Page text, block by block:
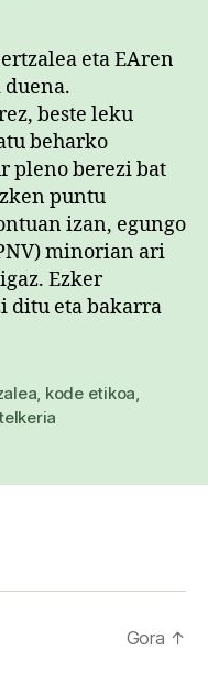
eta EAren
beste leku
beharko
pleno berezi bat
puntu
izan, egungo
minorian ari
Ezker
ditu eta bakarra
, kode etikoa,
Gora ↑